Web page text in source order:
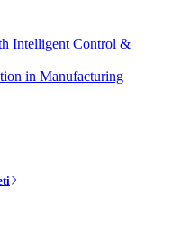
Intelligent Control &
in Manufacturing